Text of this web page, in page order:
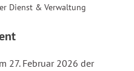
Dienst & Verwaltung
27. Februar 2026 der